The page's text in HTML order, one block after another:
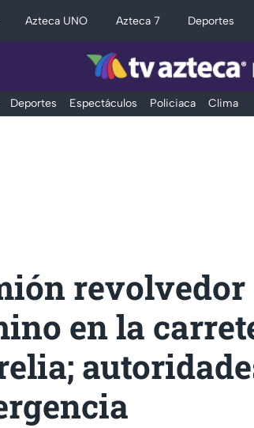
Azteca UNO Azteca 7 Deportes
Deportes Espectáculos Policiaca Clima
revolvedor
en la